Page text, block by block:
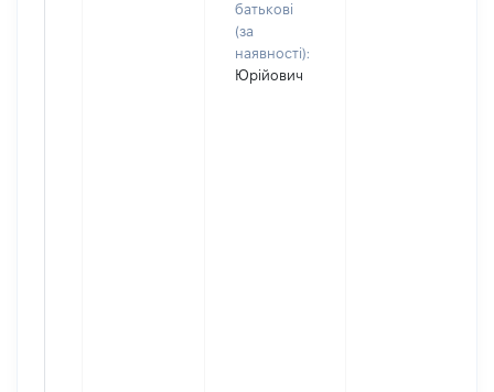
батькові
(за
наявності):
Юрійович